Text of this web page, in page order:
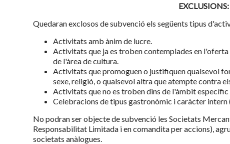
EXCLUSIONS:
Quedaran exclosos de subvenció els següents tipus
Activitats amb ànim de lucre.
Activitats que ja es troben contemplades en
de l'àrea de cultura.
Activitats que promoguen o justifiquen qualsevol
sexe, religió, o qualsevol altra que atempte contra
Activitats que no es troben dins de l'àmbit
Celebracions de tipus gastronòmic i caràcter intern
No podran ser objecte de subvenció les Societats
Responsabilitat Limitada i en comandita per accions),
societats anàlogues.